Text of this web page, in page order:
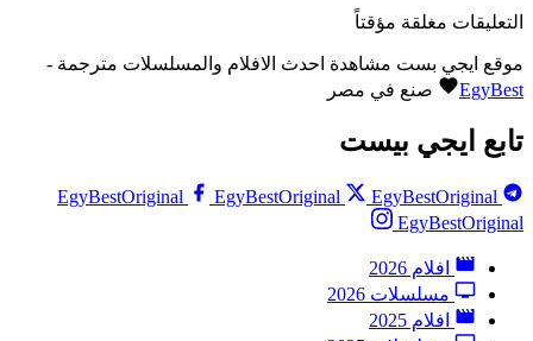
التعليقات مغلقة مؤقتاً
موقع ايجي بست مشاهدة احدث الافلام والمسلسلات مترجمة -
EgyBest
صنع في مصر
تابع ايجي بيست
EgyBestOriginal EgyBestOriginal
EgyBestOriginal
EgyBestOriginal
افلام 2026
مسلسلات 2026
افلام 2025